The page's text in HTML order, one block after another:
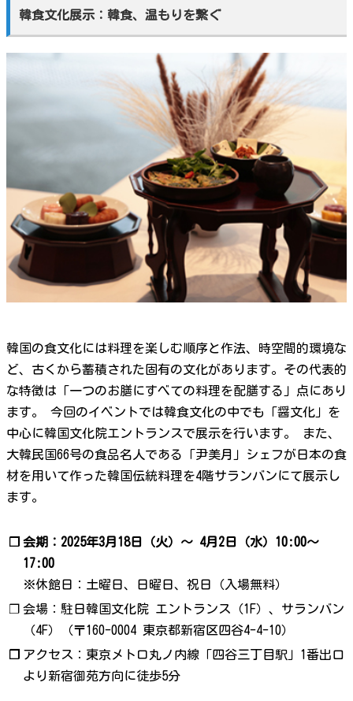
韓食文化展示：韓食、温もりを繋ぐ
韓国の食文化には料理を楽しむ順序と作法、時空間的環境な
ど、古くから蓄積された固有の文化があります。その代表的
な特徴は「一つのお膳にすべての料理を配膳する」点にあり
ます。 今回のイベントでは韓食文化の中でも「醤文化」を
中心に韓国文化院エントランスで展示を行います。 また、
大韓民国66号の食品名人である「尹美月」シェフが日本の食
材を用いて作った韓国伝統料理を4階サランバンにて展示し
ます。
❐ 会期：2025年3月18日（火）〜 4月2日（水）10:00～
17:00
※休館日：土曜日、日曜日、祝日（入場無料）
❐ 会場：駐日韓国文化院 エントランス（1F）、サランバン
（4F）（〒160-0004 東京都新宿区四谷4-4-10）
❐ アクセス：東京メトロ丸ノ内線「四谷三丁目駅」1番出口
より新宿御苑方向に徒歩5分